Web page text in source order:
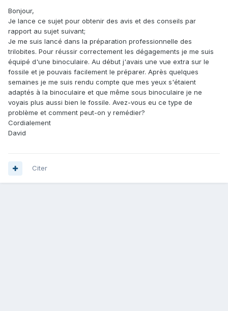
Bonjour,
Je lance ce sujet pour obtenir des avis et des conseils par
rapport au sujet suivant;
Je me suis lancé dans la préparation professionnelle des
trilobites. Pour réussir correctement les dégagements je me suis
équipé d'une binoculaire. Au début j'avais une vue extra sur le
fossile et je pouvais facilement le préparer. Après quelques
semaines je me suis rendu compte que mes yeux s'étaient
adaptés à la binoculaire et que même sous binoculaire je ne
voyais plus aussi bien le fossile. Avez-vous eu ce type de
problème et comment peut-on y remédier?
Cordialement
David
Citer